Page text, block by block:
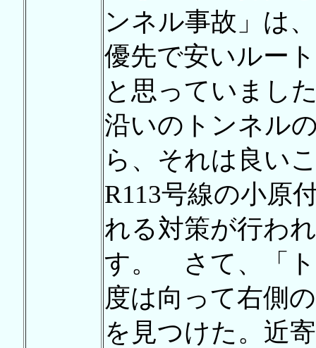
ンネル事故」は
優先で安いルー
と思っていまし
沿いのトンネル
ら、それは良い
R113号線の小原
れる対策が行わ
す。 さて、「ト
度は向って右側
を見つけた。近